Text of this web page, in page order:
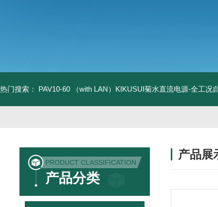
热门搜索： PAV10-60 （with LAN）KIKUSUI菊水直流电源-全工况
PRODUCT CLASSIFICATION
产品分类
产品展